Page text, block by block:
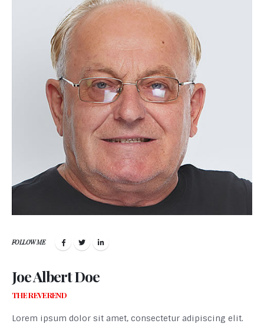
FOLLOW ME
Joe Albert Doe
THE REVEREND
Lorem ipsum dolor sit amet, consectetur adipiscing elit.